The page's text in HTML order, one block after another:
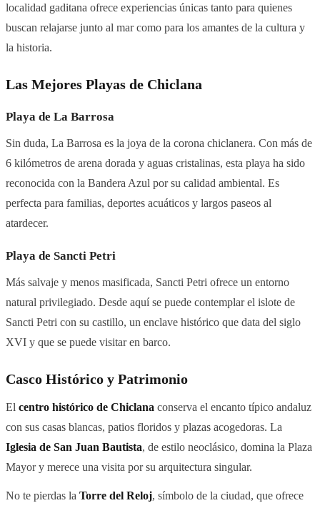
localidad gaditana ofrece experiencias únicas tanto para quienes
buscan relajarse junto al mar como para los amantes de la cultura y
la historia.
Las Mejores Playas de Chiclana
Playa de La Barrosa
Sin duda, La Barrosa es la joya de la corona chiclanera. Con más de
6 kilómetros de arena dorada y aguas cristalinas, esta playa ha sido
reconocida con la Bandera Azul por su calidad ambiental. Es
perfecta para familias, deportes acuáticos y largos paseos al
atardecer.
Playa de Sancti Petri
Más salvaje y menos masificada, Sancti Petri ofrece un entorno
natural privilegiado. Desde aquí se puede contemplar el islote de
Sancti Petri con su castillo, un enclave histórico que data del siglo
XVI y que se puede visitar en barco.
Casco Histórico y Patrimonio
El centro histórico de Chiclana conserva el encanto típico andaluz
con sus casas blancas, patios floridos y plazas acogedoras. La
Iglesia de San Juan Bautista, de estilo neoclásico, domina la Plaza
Mayor y merece una visita por su arquitectura singular.
No te pierdas la Torre del Reloj, símbolo de la ciudad, que ofrece